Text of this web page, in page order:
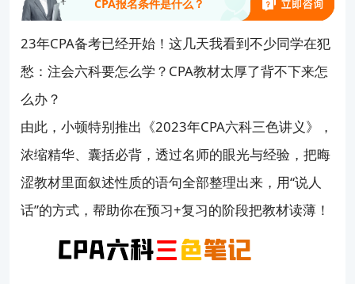
就业方向和薪资待遇怎么样？
23年CPA备考已经开始！这几天我看到不少同学在犯
愁：注会六科要怎么学？CPA教材太厚了背不下来怎
么办？
由此，小顿特别推出《2023年CPA六科三色讲义》，
浓缩精华、囊括必背，透过名师的眼光与经验，把晦
涩教材里面叙述性质的语句全部整理出来，用“说人
话”的方式，帮助你在预习+复习的阶段把教材读薄！